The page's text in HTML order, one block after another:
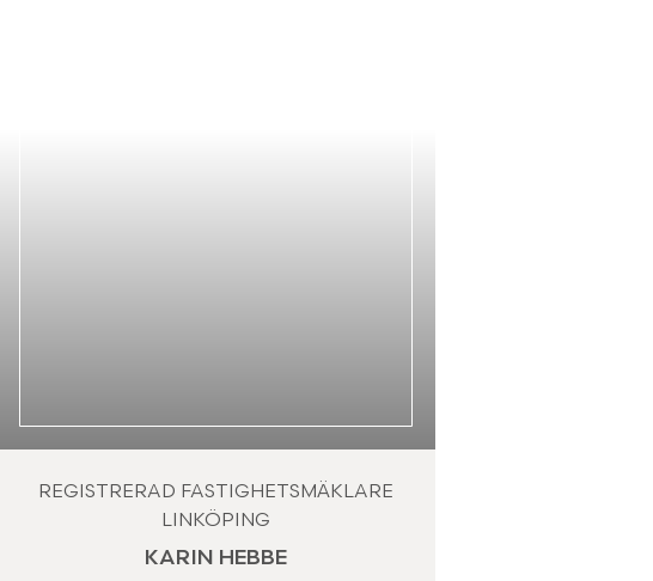
REGISTRERAD FASTIGHETSMÄKLARE
LINKÖPING
KARIN HEBBE